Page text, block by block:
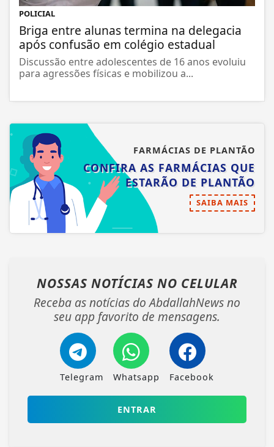
POLICIAL
Briga entre alunas termina na delegacia
após confusão em colégio estadual
Discussão entre adolescentes de 16 anos evoluiu
para agressões físicas e mobilizou a...
FARMÁCIAS DE PLANTÃO
CONFIRA AS FARMÁCIAS QUE
ESTARÃO DE PLANTÃO
SAIBA MAIS
NOSSAS NOTÍCIAS NO CELULAR
Receba as notícias do AbdallahNews no
seu app favorito de mensagens.
Telegram Whatsapp Facebook
ENTRAR